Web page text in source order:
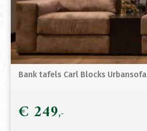
Bank tafels Carl Blocks Urbansofa
€ 249